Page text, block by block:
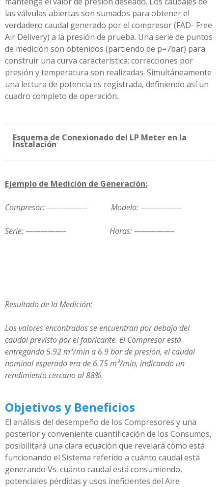
las válvulas abiertas son sumados para obtener el
verdadero caudal generado por el compresor (FAD- Free
Air Delivery) a la presión de prueba. Una serie de puntos
de medición son obtenidos (partiendo de p=7bar) para
construir una curva característica; correcciones por
presión y temperatura son realizadas. Simultáneamente
una lectura de potencia es registrada, definiendo así un
cuadro completo de operación.
Esquema de Conexionado del LP Meter en la
Instalación
Ejemplo de Medición de Generación:
Compresor:—————– Modelo:—————–
Serie: —————– Horas: —————–
Resultado de la Medición:
Los valores encontrados se encuentran por debajo del
caudal previsto por el fabricante. El Compresor está
entregando 5.92 m³/min a 6.9 bar de presión, el caudal
nominal esperado era de 6.75 m³/min, indicando un
rendimiento cercano al 88%.
Objetivos y Beneficios
El análisis del desempeño de los Compresores y una
posterior y conveniente cuantificación de los Consumos,
posibilitará una clara ecuación que revelará cómo está
funcionando el Sistema referido a cuánto caudal está
generando Vs. cuánto caudal está consumiendo,
potenciales pérdidas y usos ineficientes del Aire